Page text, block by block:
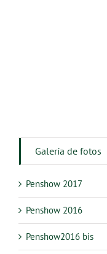
Galería de fotos
Penshow 2017
Penshow 2016
Penshow2016 bis